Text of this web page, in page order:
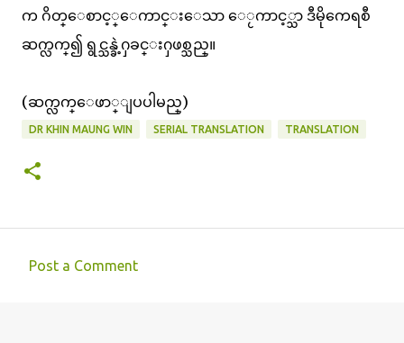
က ဂိတ္ေစာင့္ေကာင္းေသာ ေႂကာင့္သာ ဒီမိုကေရစီ
ဆက္လက္၍ ရွင္သန္ခဲ့ႁခင္းႁဖစ္သည္။
(ဆက္လက္ေဖာ္ျပပါမည္)
DR KHIN MAUNG WIN SERIAL TRANSLATION TRANSLATION
Post a Comment